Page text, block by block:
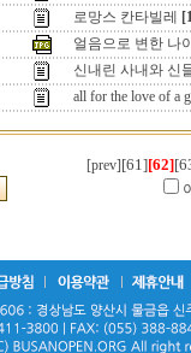
로망스 칸타빌레
얼음으로 변한 나
신내린 사내와 신
all for the love of a
[prev] [61][62]